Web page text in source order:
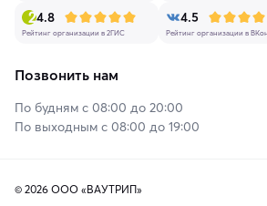
4.8
Рейтинг организации в 2ГИС
4.5
Рейтинг организации в
Позвонить нам
По будням с 08:00 до 20:00
По выходным с 08:00 до 19:00
© 2026 ООО «ВАУТРИП»